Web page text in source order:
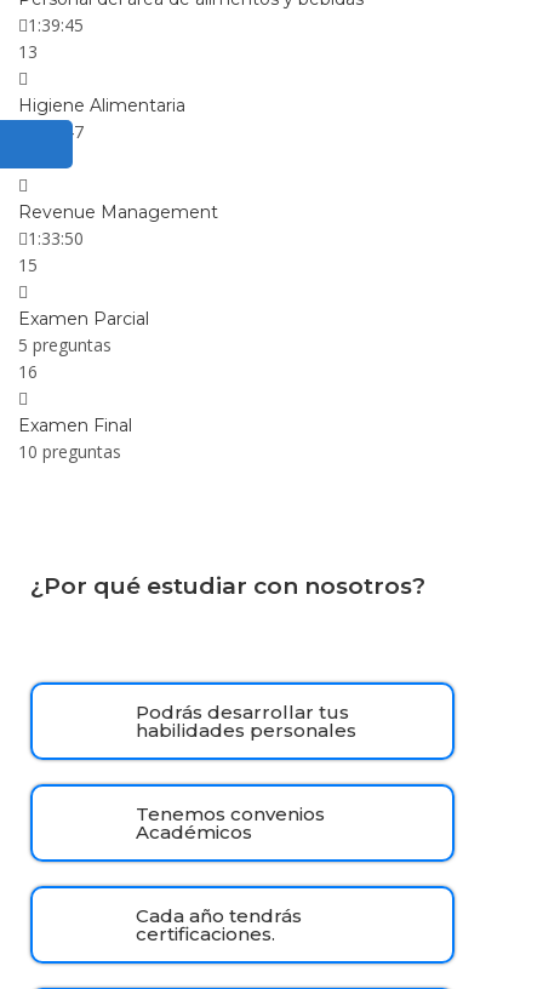
1:39:45
13
Higiene Alimentaria
2:05:47
Revenue Management
1:33:50
15
Examen Parcial
5 preguntas
16
Examen Final
10 preguntas
¿Por qué estudiar con nosotros?
Podrás desarrollar tus
habilidades personales
Tenemos convenios
Académicos
Cada año tendrás
certificaciones.